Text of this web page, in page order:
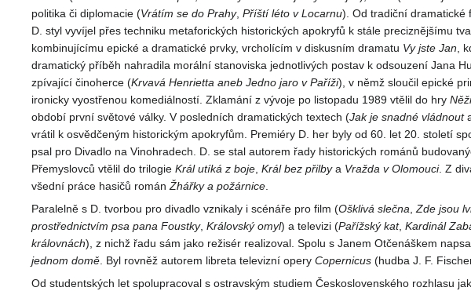
politika či diplomacie (Vrátím se do Prahy, Příští léto v Locarnu). Od tradiční dramatické
D. styl vyvíjel přes techniku metaforických historických apokryfů k stále preciznějšímu
kombinujícímu epické a dramatické prvky, vrcholícím v diskusním dramatu Vy jste Jan ,
dramatický příběh nahradila morální stanoviska jednotlivých postav k odsouzení Jana
zpívající činoherce (Krvavá Henrietta aneb Jedno jaro v Paříži), v němž sloučil epické
ironicky vyostřenou komediálností. Zklamání z vývoje po listopadu 1989 vtělil do hry
období první světové války. V posledních dramatických textech (Jak je snadné vládnout
vrátil k osvědčeným historickým apokryfům. Premiéry D. her byly od 60. let 20. století
psal pro Divadlo na Vinohradech. D. se stal autorem řady historických románů
Přemyslovců vtělil do trilogie Král utíká z boje Král bez přilbya Vražda v Olomouci. Z
všední práce hasičů román Žhářky a požárnice
Paralelně s D. tvorbou pro divadlo vznikaly i scénáře pro film (Ošklivá slečna Zde jsou
prostřednictvím psa pana Foustky, Královský omyl) a televizi (Pařížský kat, Kardinál
královnách), z nichž řadu sám jako režisér realizoval. Spolu s Janem Otčenáškem
jednom domě . Byl rovněž autorem libreta televizní opery Copernicus (hudba J. F.
Od studentských let spolupracoval s ostravským studiem Československého rozhlasu